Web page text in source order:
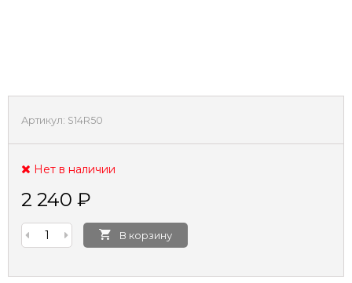
Артикул: S14R50
Нет в наличии
2 240 ₽
В корзину